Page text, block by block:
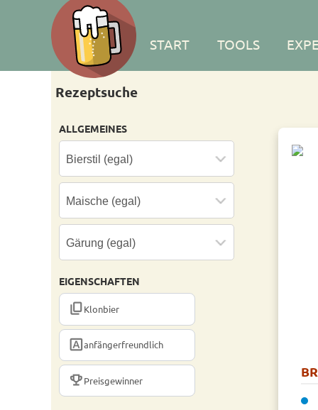
START TOOLS
Rezeptsuche
ALLGEMEINES
EIGENSCHAFTEN
CONTENT_COPYKlonbier
FONT_DOWNLOADanfängerfreundlich
TROPHYPreisgewinner